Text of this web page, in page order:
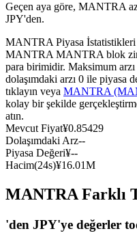
USDC Vadeli İşlemleri
USDC'yi teminat olarak
Geçen aya göre, MANTRA
JPY'den.
MANTRA Piyasa İstatistikleri
MANTRA MANTRA blok
para birimidir. Maksimum
dolaşımdaki arzı 0 ile piyasa
tıklayın veya MANTRA
kolay bir şekilde
atın.
Mevcut Fiyat¥0.85429
Dolaşımdaki Arz--
Piyasa Değeri¥--
Hacim(24s)¥16.01M
MANTRA Farklı
'den JPY'ye değerler